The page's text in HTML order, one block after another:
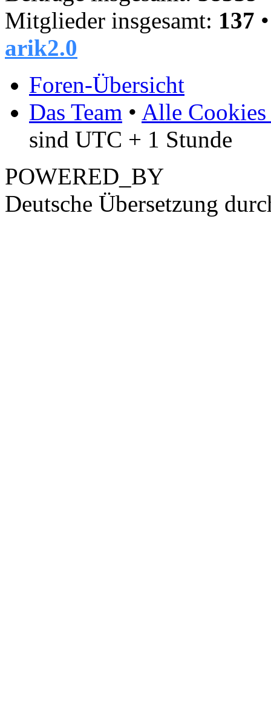
Mitglieder insgesamt: 137
arik2.0
Foren-Übersicht
Das Team • Alle Cookies
sind UTC + 1 Stunde
POWERED_BY
Deutsche Übersetzung